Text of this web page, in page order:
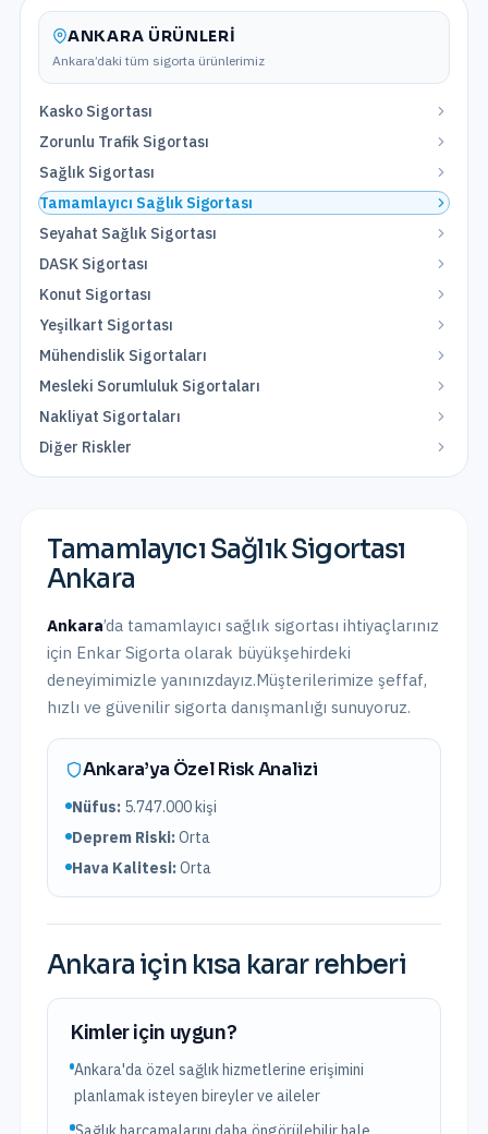
ANKARA ÜRÜNLERI
Ankara’daki tüm sigorta ürünlerimiz
Kasko Sigortası
Zorunlu Trafik Sigortası
Sağlık Sigortası
Tamamlayıcı Sağlık Sigortası
Seyahat Sağlık Sigortası
DASK Sigortası
Konut Sigortası
Yeşilkart Sigortası
Mühendislik Sigortaları
Mesleki Sorumluluk Sigortaları
Nakliyat Sigortaları
Diğer Riskler
Tamamlayıcı Sağlık Sigortası
Ankara
Ankara’da tamamlayıcı sağlık sigortası ihtiyaçlarınız
için Enkar Sigorta olarak büyükşehirdeki
deneyimimizle yanınızdayız.Müşterilerimize şeffaf,
hızlı ve güvenilir sigorta danışmanlığı sunuyoruz.
Ankara’ya Özel Risk Analizi
Nüfus: 5.747.000kişi
Deprem Riski:Orta
Hava Kalitesi:Orta
Ankara için kısa karar rehberi
Kimler için uygun?
Ankara'da özel sağlık hizmetlerine erişimini
planlamak isteyen bireyler ve aileler